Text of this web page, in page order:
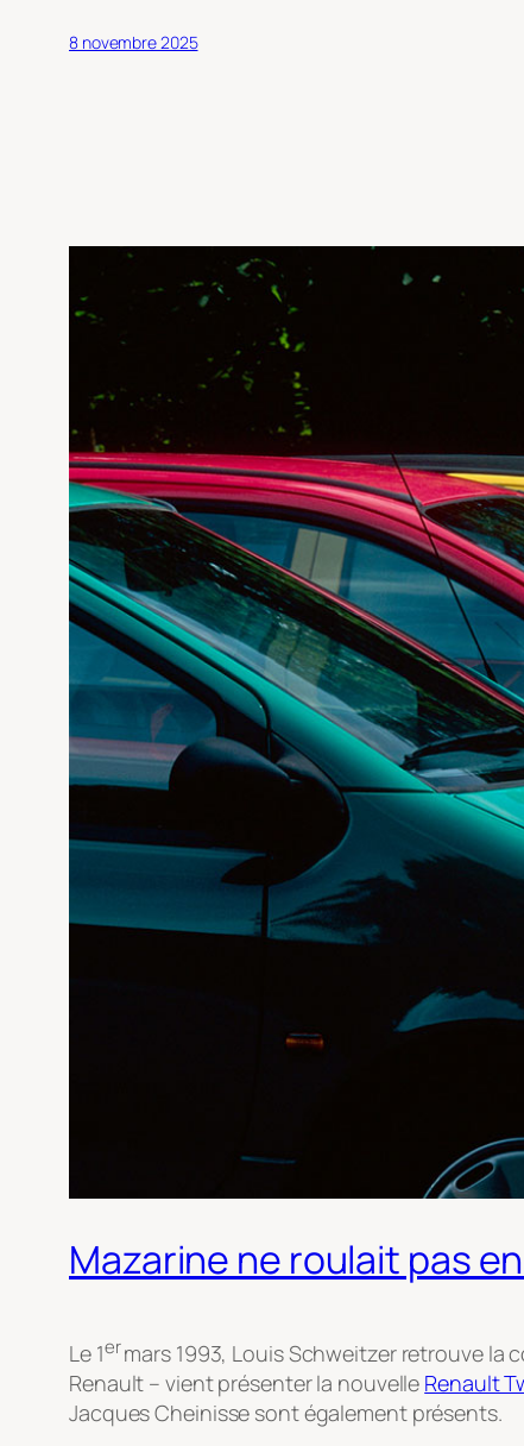
8 novembre 2025
Mazarine ne roulait pas
Le 1ermars 1993, Louis Schweitzer retrouve la
Renault – vient présenter la nouvelle Renault
Jacques Cheinisse sont également présents.